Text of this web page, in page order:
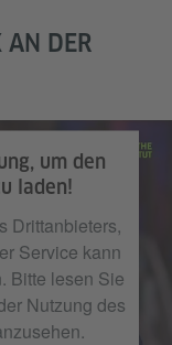
AN DER
um den
laden!
Drittanbieters,
Service kann
Bitte lesen Sie
Nutzung des